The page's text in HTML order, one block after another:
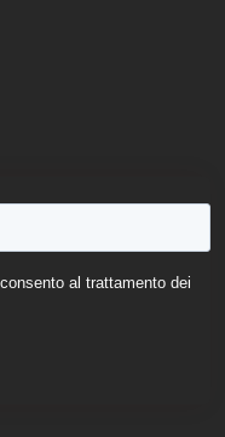
al trattamento dei